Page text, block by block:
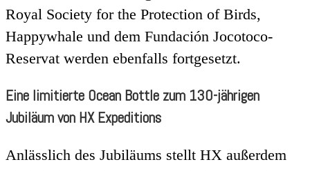
Royal Society for the Protection of Birds,
Happywhale und dem Fundación Jocotoco-
Reservat werden ebenfalls fortgesetzt.
Eine limitierte Ocean Bottle zum 130-jährigen
Jubiläum von HX Expeditions
Anlässlich des Jubiläums stellt HX außerdem